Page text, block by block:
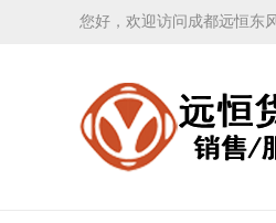
您好，欢迎访问成都远恒东